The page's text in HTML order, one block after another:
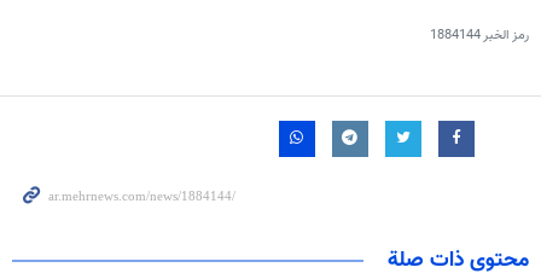
رمز الخبر1884144
محتوى ذات صلة